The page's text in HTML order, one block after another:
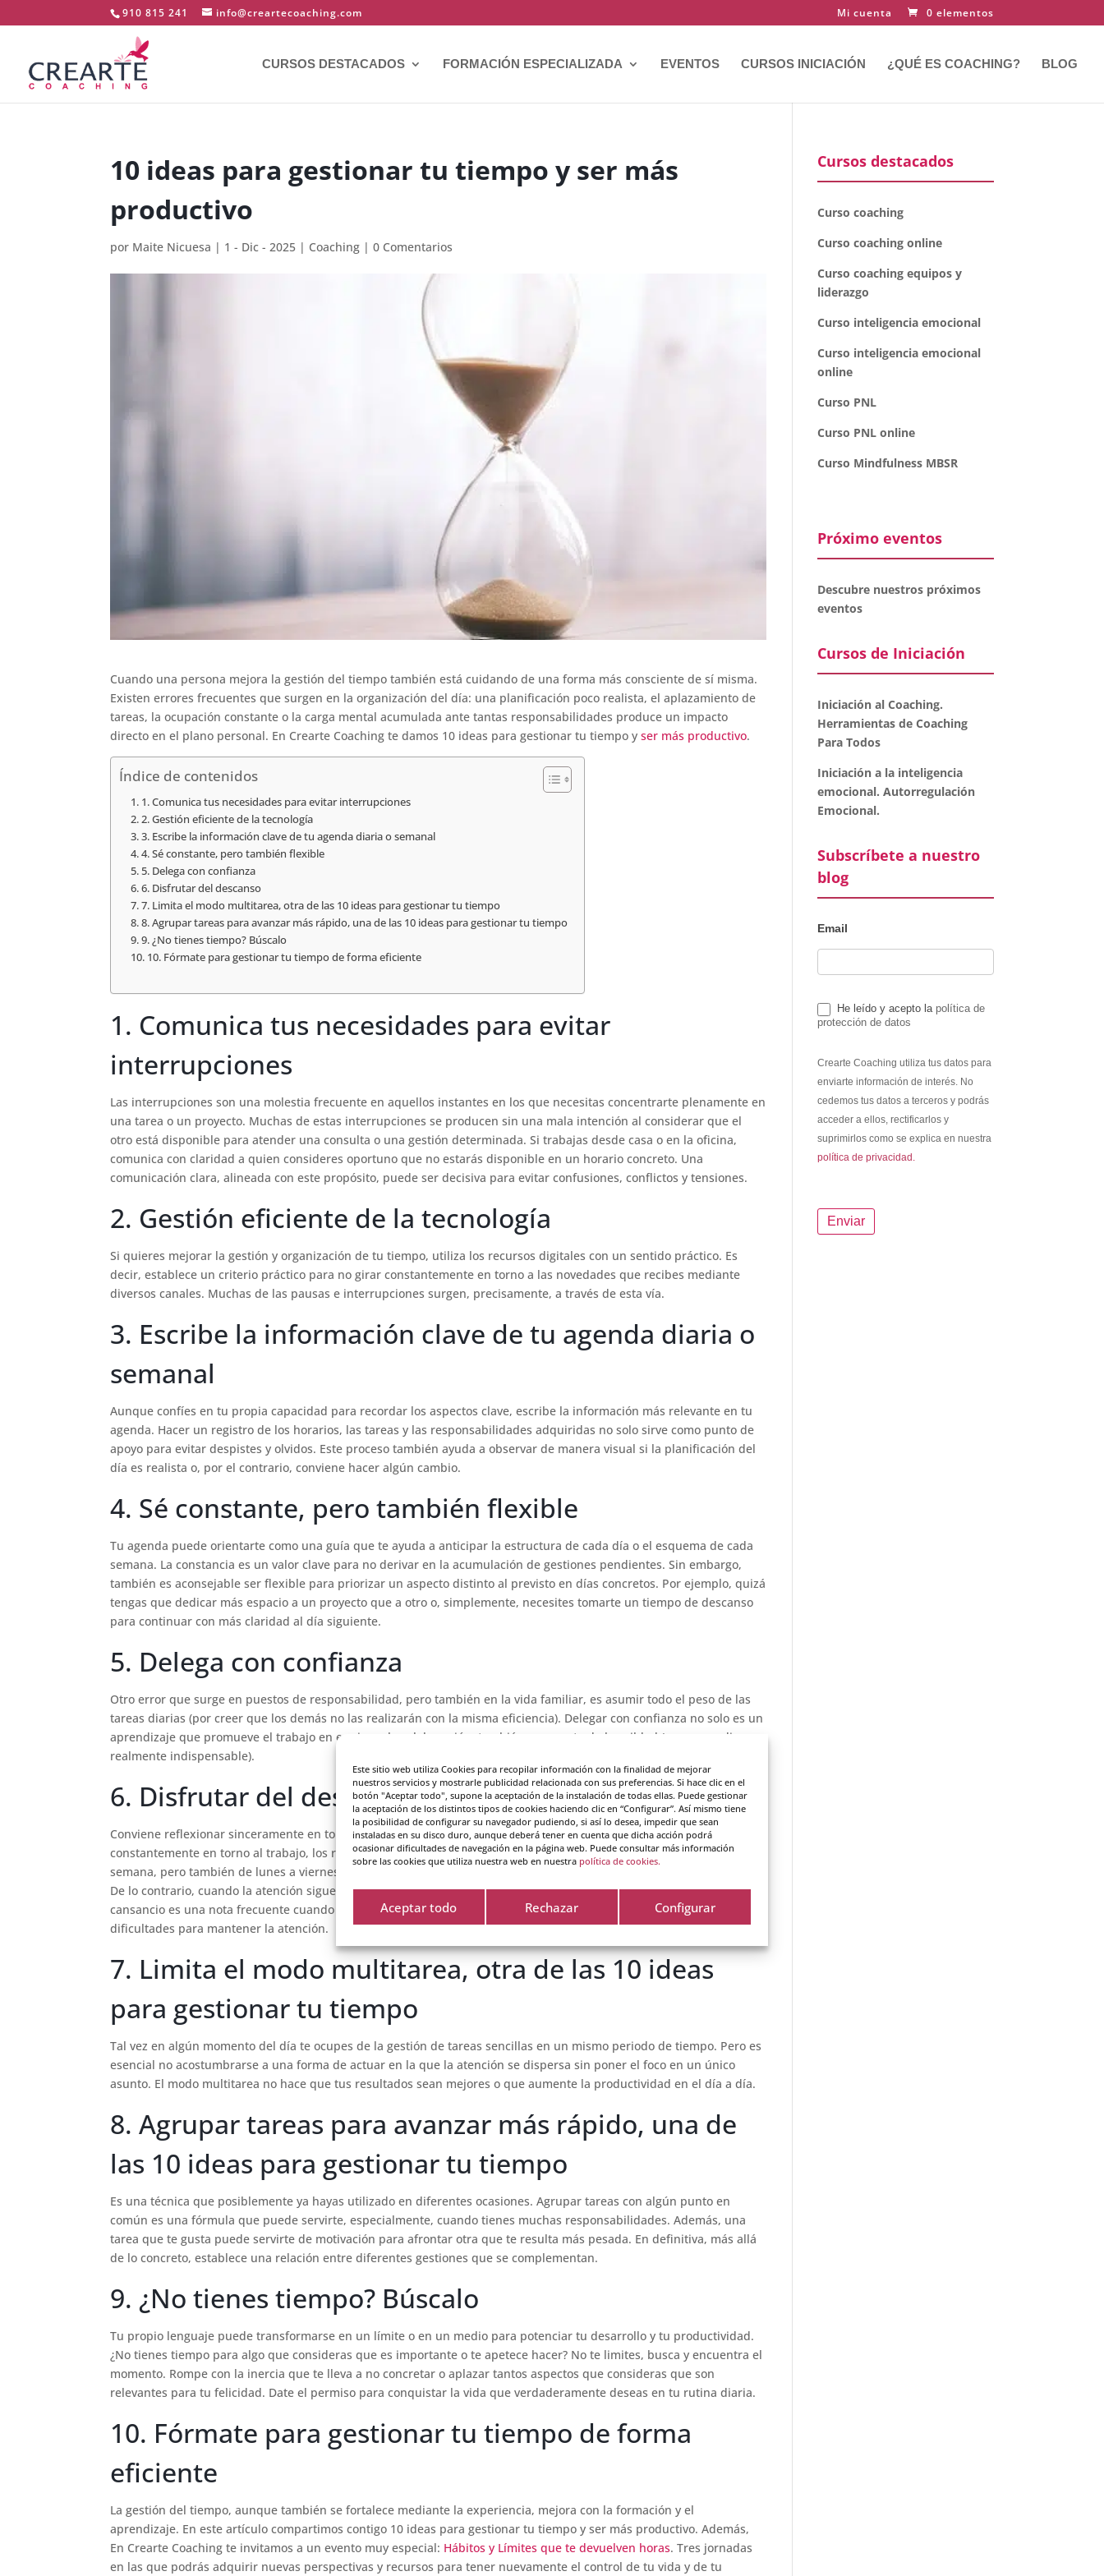
Este sitio web utiliza Cookies para recopilar información con la finalidad de mejorar
nuestros servicios y mostrarle publicidad relacionada con sus preferencias. Si hace clic en el
botón "Aceptar todo", supone la aceptación de la instalación de todas ellas. Puede gestionar
la aceptación de los distintos tipos de cookies haciendo clic en “Configurar”. Así mismo tiene
la posibilidad de configurar su navegador pudiendo, si así lo desea, impedir que sean
instaladas en su disco duro, aunque deberá tener en cuenta que dicha acción podrá
ocasionar dificultades de navegación en la página web. Puede consultar más información
sobre las cookies que utiliza nuestra web en nuestra política de cookies.
Aceptar todo Rechazar Configurar
910 815 241 info@creartecoaching.com Mi cuenta 0 elementos
CURSOS DESTACADOS FORMACIÓN ESPECIALIZADA EVENTOS CURSOS INICIACIÓN ¿QUÉ ES COACHING? BLOG
10 ideas para gestionar tu tiempo y ser más
productivo
por Maite Nicuesa | 1 - Dic - 2025 | Coaching |0 Comentarios
Cuando una persona mejora la gestión del tiempo también está cuidando de una forma más consciente de sí misma.
Existen errores frecuentes que surgen en la organización del día: una planificación poco realista, el aplazamiento de
tareas, la ocupación constante o la carga mental acumulada ante tantas responsabilidades produce un impacto
directo en el plano personal. En Crearte Coaching te damos 10 ideas para gestionar tu tiempo yser más productivo.
Índice de contenidos
1. Comunica tus necesidades para evitar interrupciones
2. Gestión eficiente de la tecnología
3. Escribe la información clave de tu agenda diaria o semanal
4. Sé constante, pero también flexible
5. Delega con confianza
6. Disfrutar del descanso
7. Limita el modo multitarea, otra de las 10 ideas para gestionar tu tiempo
8. Agrupar tareas para avanzar más rápido, una de las 10 ideas para gestionar tu tiempo
9. ¿No tienes tiempo? Búscalo
10. Fórmate para gestionar tu tiempo de forma eficiente
1. Comunica tus necesidades para evitar
interrupciones
Las interrupciones son una molestia frecuente en aquellos instantes en los que necesitas concentrarte plenamente en
una tarea o un proyecto. Muchas de estas interrupciones se producen sin una mala intención al considerar que el
otro está disponible para atender una consulta o una gestión determinada. Si trabajas desde casa o en la oficina,
comunica con claridad a quien consideres oportuno que no estarás disponible en un horario concreto. Una
comunicación clara, alineada con este propósito, puede ser decisiva para evitar confusiones, conflictos y tensiones.
2. Gestión eficiente de la tecnología
Si quieres mejorar la gestión y organización de tu tiempo, utiliza los recursos digitales con un sentido práctico. Es
decir, establece un criterio práctico para no girar constantemente en torno a las novedades que recibes mediante
diversos canales. Muchas de las pausas e interrupciones surgen, precisamente, a través de esta vía.
3. Escribe la información clave de tu agenda diaria o
semanal
Aunque confíes en tu propia capacidad para recordar los aspectos clave, escribe la información más relevante en tu
agenda. Hacer un registro de los horarios, las tareas y las responsabilidades adquiridas no solo sirve como punto de
apoyo para evitar despistes y olvidos. Este proceso también ayuda a observar de manera visual si la planificación del
día es realista o, por el contrario, conviene hacer algún cambio.
4. Sé constante, pero también flexible
Tu agenda puede orientarte como una guía que te ayuda a anticipar la estructura de cada día o el esquema de cada
semana. La constancia es un valor clave para no derivar en la acumulación de gestiones pendientes. Sin embargo,
también es aconsejable ser flexible para priorizar un aspecto distinto al previsto en días concretos. Por ejemplo, quizá
tengas que dedicar más espacio a un proyecto que a otro o, simplemente, necesites tomarte un tiempo de descanso
para continuar con más claridad al día siguiente.
5. Delega con confianza
Otro error que surge en puestos de responsabilidad, pero también en la vida familiar, es asumir todo el peso de las
tareas diarias (por creer que los demás no las realizarán con la misma eficiencia). Delegar con confianza no solo es un
aprendizaje que promueve el trabajo en equipo o la colaboración, también es un acto de humildad (porque nadie es
realmente indispensable).
6. Disfrutar del descanso
Conviene reflexionar sinceramente en torno al impacto que producen aquellos periodos que parecen girar
constantemente en torno al trabajo, los resultados y la productividad. Disfrutar del descanso durante el fin de
semana, pero también de lunes a viernes, ayuda a retomar las tareas de cada día con más ilusión, claridad y energía.
De lo contrario, cuando la atención sigue centrada en el plano profesional, incluso durante el fin de semana, el
cansancio es una nota frecuente cuando llega el lunes. La falta de desconexión produce cansancio, frustración y
dificultades para mantener la atención.
7. Limita el modo multitarea, otra de las 10 ideas
para gestionar tu tiempo
Tal vez en algún momento del día te ocupes de la gestión de tareas sencillas en un mismo periodo de tiempo. Pero es
esencial no acostumbrarse a una forma de actuar en la que la atención se dispersa sin poner el foco en un único
asunto. El modo multitarea no hace que tus resultados sean mejores o que aumente la productividad en el día a día.
8. Agrupar tareas para avanzar más rápido, una de
las 10 ideas para gestionar tu tiempo
Es una técnica que posiblemente ya hayas utilizado en diferentes ocasiones. Agrupar tareas con algún punto en
común es una fórmula que puede servirte, especialmente, cuando tienes muchas responsabilidades. Además, una
tarea que te gusta puede servirte de motivación para afrontar otra que te resulta más pesada. En definitiva, más allá
de lo concreto, establece una relación entre diferentes gestiones que se complementan.
9. ¿No tienes tiempo? Búscalo
Tu propio lenguaje puede transformarse en un límite o en un medio para potenciar tu desarrollo y tu productividad.
¿No tienes tiempo para algo que consideras que es importante o te apetece hacer? No te limites, busca y encuentra el
momento. Rompe con la inercia que te lleva a no concretar o aplazar tantos aspectos que consideras que son
relevantes para tu felicidad. Date el permiso para conquistar la vida que verdaderamente deseas en tu rutina diaria.
10. Fórmate para gestionar tu tiempo de forma
eficiente
La gestión del tiempo, aunque también se fortalece mediante la experiencia, mejora con la formación y el
aprendizaje. En este artículo compartimos contigo 10 ideas para gestionar tu tiempo y ser más productivo. Además,
En Crearte Coaching te invitamos a un evento muy especial: Hábitos y Límites que te devuelven horas. Tres jornadas
en las que podrás adquirir nuevas perspectivas y recursos para tener nuevamente el control de tu vida y de tu
Cursos destacados
Curso coaching
Curso coaching online
Curso coaching equipos y
liderazgo
Curso inteligencia emocional
Curso inteligencia emocional
online
Curso PNL
Curso PNL online
Curso Mindfulness MBSR
Próximo eventos
Descubre nuestros próximos
eventos
Cursos de Iniciación
Iniciación al Coaching.
Herramientas de Coaching
Para Todos
Iniciación a la inteligencia
emocional. Autorregulación
Emocional.
Subscríbete a nuestro
blog
Email
He leído y acepto la política de
protección de datos
Crearte Coaching utiliza tus datos para
enviarte información de interés. No
cedemos tus datos a terceros y podrás
acceder a ellos, rectificarlos y
suprimirlos como se explica en nuestra
política de privacidad.